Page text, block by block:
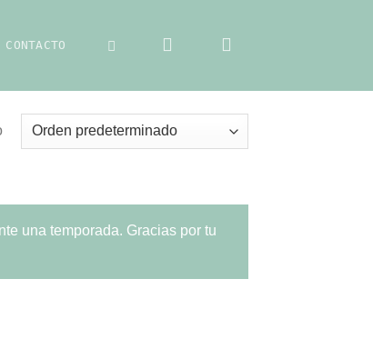
CONTACTO
una temporada. Gracias por tu